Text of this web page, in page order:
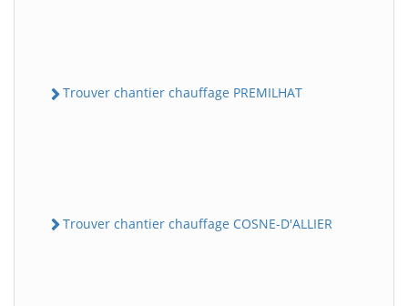
Trouver chantier chauffage PREMILHAT
Trouver chantier chauffage COSNE-D'ALLIER